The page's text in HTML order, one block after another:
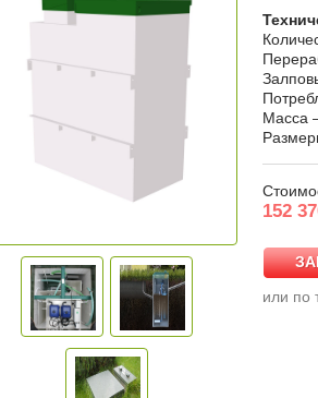
Масса
152
или по